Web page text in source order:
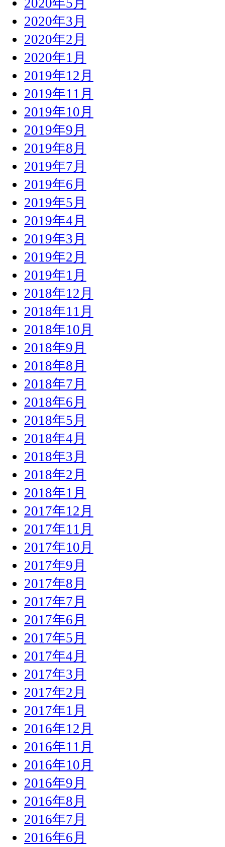
2020年5月
2020年3月
2020年2月
2020年1月
2019年12月
2019年11月
2019年10月
2019年9月
2019年8月
2019年7月
2019年6月
2019年5月
2019年4月
2019年3月
2019年2月
2019年1月
2018年12月
2018年11月
2018年10月
2018年9月
2018年8月
2018年7月
2018年6月
2018年5月
2018年4月
2018年3月
2018年2月
2018年1月
2017年12月
2017年11月
2017年10月
2017年9月
2017年8月
2017年7月
2017年6月
2017年5月
2017年4月
2017年3月
2017年2月
2017年1月
2016年12月
2016年11月
2016年10月
2016年9月
2016年8月
2016年7月
2016年6月